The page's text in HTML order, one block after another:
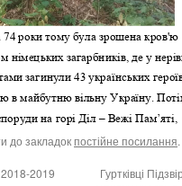
до закладокпостійне посилання.
2018-2019
Гуртківці